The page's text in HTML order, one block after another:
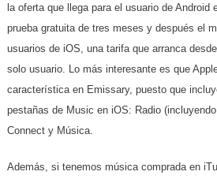
la oferta que llega para el usuario de Android
prueba gratuita de tres meses y después el
usuarios de iOS, una tarifa que arranca
solo usuario. Lo más interesante es que
característica en Emissary, puesto que
pestañas de Music en iOS: Radio
Connect y Música.
Además, si tenemos música comprada en